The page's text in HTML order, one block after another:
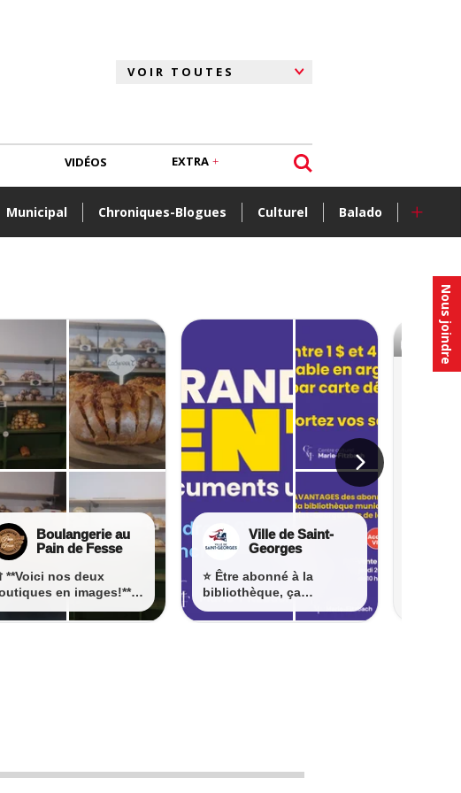
Nous joindre
Municipal Chroniques-Blogues Culturel Balado +
VIDÉOS EXTRA